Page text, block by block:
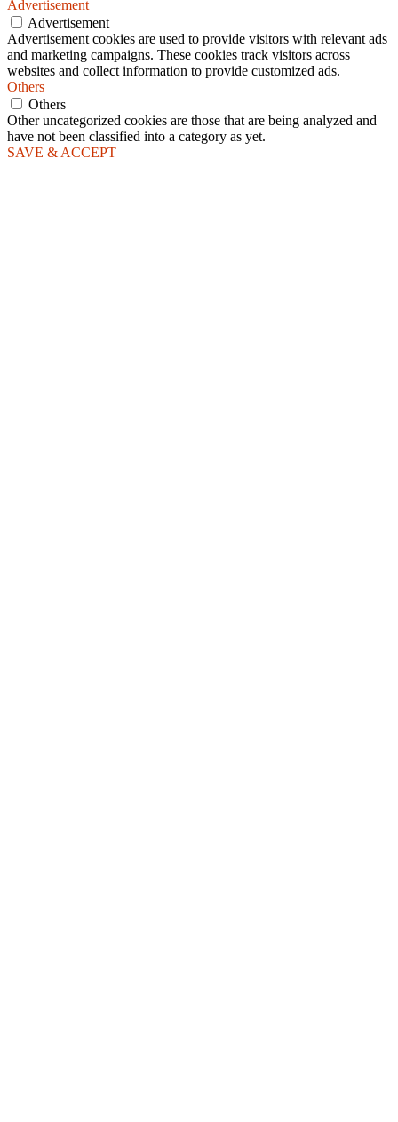
Advertisement
Advertisement
Advertisement cookies are used to provide visitors with relevant ads
and marketing campaigns. These cookies track visitors across
websites and collect information to provide customized ads.
Others
Others
Other uncategorized cookies are those that are being analyzed and
have not been classified into a category as yet.
SAVE & ACCEPT